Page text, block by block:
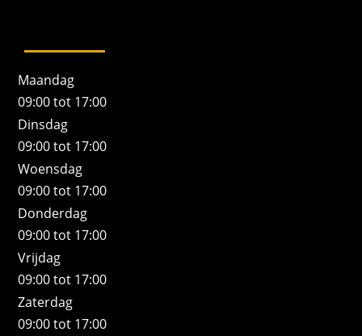
Maandag
09:00 tot 17:00
Dinsdag
09:00 tot 17:00
Woensdag
09:00 tot 17:00
Donderdag
09:00 tot 17:00
Vrijdag
09:00 tot 17:00
Zaterdag
09:00 tot 17:00